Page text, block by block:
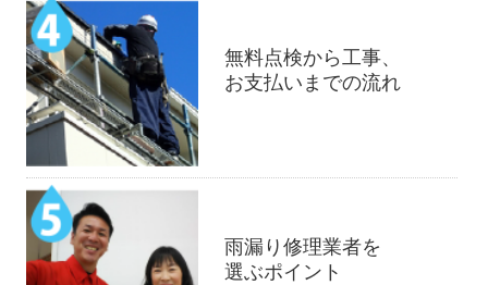
無料点検から工事、
お支払いまでの流れ
雨漏り修理業者を
選ぶポイント